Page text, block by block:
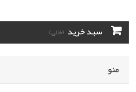
سبد خرید (خالی)
منو